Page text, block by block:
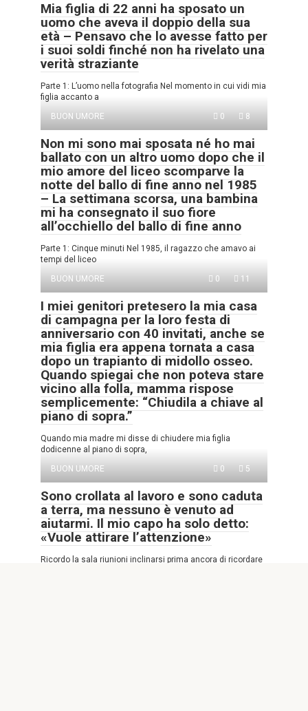
Mia figlia di 22 anni ha sposato un
uomo che aveva il doppio della sua
età – Pensavo che lo avesse fatto per
i suoi soldi finché non ha rivelato una
verità straziante
Parte 1: L’uomo nella fotografia Nel momento in cui vidi mia
figlia accanto a
BUON UMORE
0 8
Non mi sono mai sposata né ho mai
ballato con un altro uomo dopo che il
mio amore del liceo scomparve la
notte del ballo di fine anno nel 1985
– La settimana scorsa, una bambina
mi ha consegnato il suo fiore
all’occhiello del ballo di fine anno
Parte 1: Cinque minuti Nel 1985, il ragazzo che amavo ai
tempi del liceo
BUON UMORE
0 11
I miei genitori pretesero la mia casa
di campagna per la loro festa di
anniversario con 40 invitati, anche se
mia figlia era appena tornata a casa
dopo un trapianto di midollo osseo.
Quando spiegai che non poteva stare
vicino alla folla, mamma rispose
semplicemente: “Chiudila a chiave al
piano di sopra.”
Quando mia madre mi disse di chiudere mia figlia
dodicenne al piano di sopra,
BUON UMORE
0 5
Sono crollata al lavoro e sono caduta
a terra, ma nessuno è venuto ad
aiutarmi. Il mio capo ha solo detto:
«Vuole attirare l’attenzione»
Ricordo la sala riunioni inclinarsi prima ancora di ricordare